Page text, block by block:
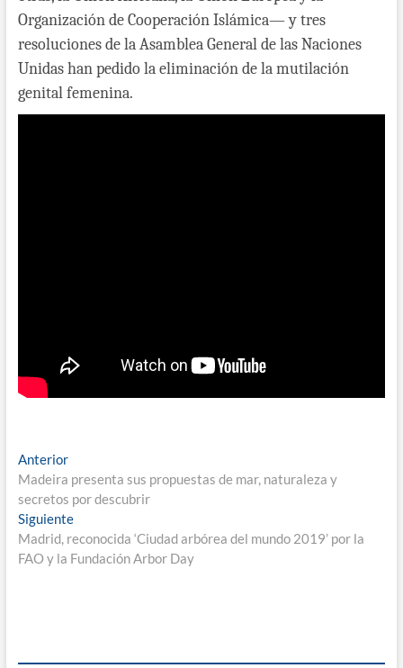
Organización de Cooperación Islámica— y tres
resoluciones de la Asamblea General de las Naciones
Unidas han pedido la eliminación de la mutilación
genital femenina.
Navegación
de
entradas
AnteriorEntrada
anterior:
Madeira presenta sus propuestas de mar, naturaleza y
secretos por descubrir
SiguienteEntrada
siguiente:
Madrid, reconocida ‘Ciudad arbórea del mundo 2019’ por la
FAO y la Fundación Arbor Day